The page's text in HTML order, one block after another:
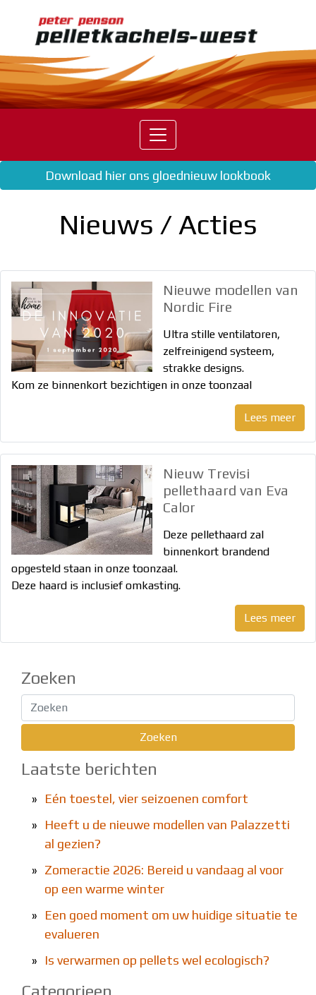
Home
Pelletkachels
Calor
Nordic
Fire
Mcz
Pellethaarden
Pellets
Nieuws
Werking
Garantie
Gastenboek
Koopjeshoek
offerte
Online
aan
huis
Onderhoud
aanvragen
Download hier ons gloednieuw lookbook
Nieuws / Acties
Nieuwe modellen van
Nordic Fire
Ultra stille ventilatoren,
zelfreinigend systeem,
strakke designs.
Kom ze binnenkort bezichtigen in onze toonzaal
Lees meer
Nieuw Trevisi
pellethaard van Eva
Calor
Deze pellethaard zal
binnenkort brandend
opgesteld staan in onze toonzaal.
Deze haard is inclusief omkasting.
Lees meer
Zoeken
Laatste berichten
»
Eén toestel, vier seizoenen comfort
»
Heeft u de nieuwe modellen van Palazzetti
al gezien?
» Zomeractie 2026: Bereid u vandaag al voor
op een warme winter
»
Een goed moment om uw huidige situatie te
evalueren
»
Is verwarmen op pellets wel ecologisch?
Categorieen